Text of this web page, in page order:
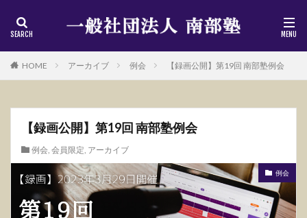
HOME アーカイブ 例会 【録画公開】第19回 南部塾例会
【録画公開】第19回 南部塾例会
例会, 会員限定, アーカイブ
例会